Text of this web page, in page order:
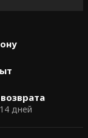
дней